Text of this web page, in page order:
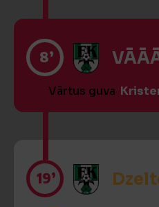
8’
Vārtus guva
19’